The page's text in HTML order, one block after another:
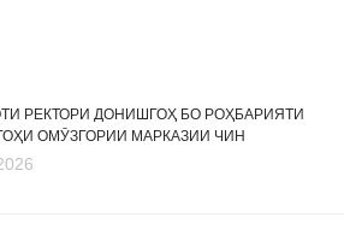
РЕКТОРИ ДОНИШГОҲ БО РОҲБАРИЯТИ
ОМӮЗГОРИИ МАРКАЗИИ ЧИН